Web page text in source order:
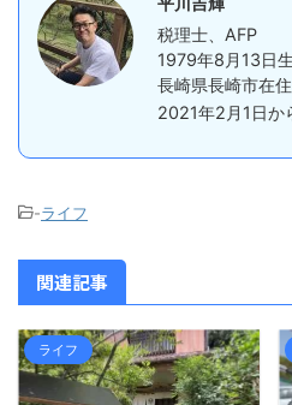
税理士、AFP
1979年8月13日
長崎県長崎市在住
2021年2月1日か
-ライフ
関連記事
ライフ